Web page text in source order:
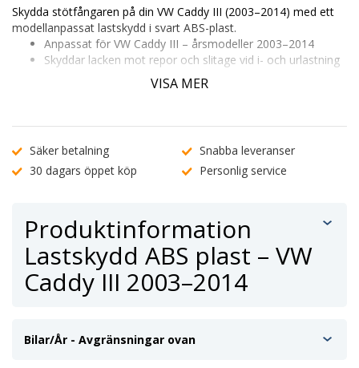
Skydda stötfångaren på din VW Caddy III (2003–2014) med ett
modellanpassat lastskydd i svart ABS-plast.
Anpassat för VW Caddy III – årsmodeller 2003–2014
Skyddar lacken mot repor och slitage vid i- och urlastning
Enkel montering med förmonterad tejp – inga verktyg
ellerkontakta vår kundtjänst.
VISA MER
Säker betalning
Snabba leveranser
30 dagars öppet köp
Personlig service
Produktinformation
Lastskydd ABS plast – VW
Caddy III 2003–2014
Bilar/År - Avgränsningar ovan